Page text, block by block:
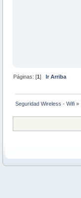
Páginas: [1]Ir Arriba
Seguridad Wireless - Wifi »